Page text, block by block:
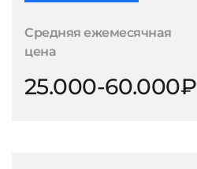
Средняя ежемесячная
цена
25.000-60.000₽